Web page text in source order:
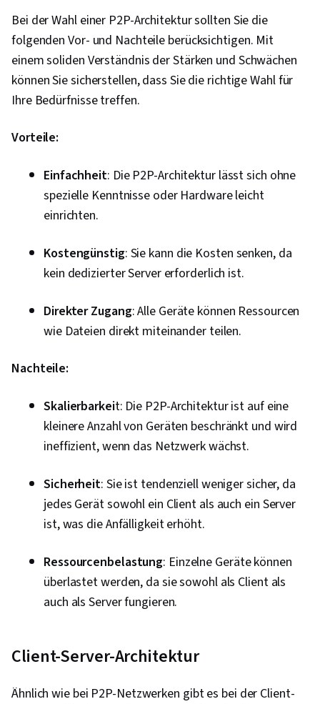
Bei der Wahl einer P2P-Architektur sollten Sie die
folgenden Vor- und Nachteile berücksichtigen. Mit
einem soliden Verständnis der Stärken und Schwächen
können Sie sicherstellen, dass Sie die richtige Wahl für
Ihre Bedürfnisse treffen.
Vorteile:
Einfachheit: Die P2P-Architektur lässt sich ohne
spezielle Kenntnisse oder Hardware leicht
einrichten.
Kostengünstig: Sie kann die Kosten senken, da
kein dedizierter Server erforderlich ist.
Direkter Zugang: Alle Geräte können Ressourcen
wie Dateien direkt miteinander teilen.
Nachteile:
Skalierbarkeit: Die P2P-Architektur ist auf eine
kleinere Anzahl von Geräten beschränkt und wird
ineffizient, wenn das Netzwerk wächst.
Sicherheit: Sie ist tendenziell weniger sicher, da
jedes Gerät sowohl ein Client als auch ein Server
ist, was die Anfälligkeit erhöht.
Ressourcenbelastung: Einzelne Geräte können
überlastet werden, da sie sowohl als Client als
auch als Server fungieren.
Client-Server-Architektur
Ähnlich wie bei P2P-Netzwerken gibt es bei der Client-